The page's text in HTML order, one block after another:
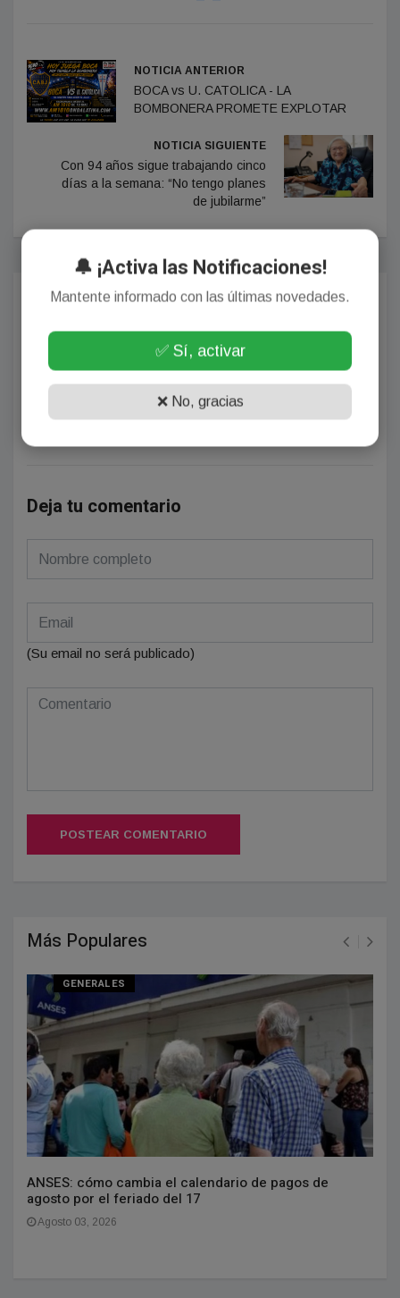
NOTICIA ANTERIOR
BOCA vs U. CATOLICA - LA
BOMBONERA PROMETE EXPLOTAR
NOTICIA SIGUIENTE
Con 94 años sigue trabajando cinco
días a la semana: “No tengo planes
de jubilarme”
Comentarios
¡Sin comentarios aún!
Se el primero en comentar este artículo.
Deja tu comentario
(Su email no será publicado)
POSTEAR COMENTARIO
Más Populares
GENERALES
ANSES: cómo cambia el calendario de pagos de
agosto por el feriado del 17
Agosto 03, 2026
🔔 ¡Activa las Notificaciones!
Mantente informado con las últimas novedades.
✅ Sí, activar
❌ No, gracias